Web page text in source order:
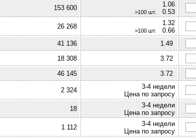
153 600 1.06
>100 шт.
0.53
26 268 1.32
>100 шт.
0.66
41 136
1.49
18 308
3.72
46 145 3.72
2 324
3-4 недели
Цена по запросу
18
3-4 недели
Цена по запросу
1 112
3-4 недели
Цена по запросу